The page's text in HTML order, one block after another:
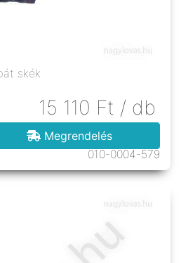
skék
15 110 Ft / db
Megrendelés
010-0004-579